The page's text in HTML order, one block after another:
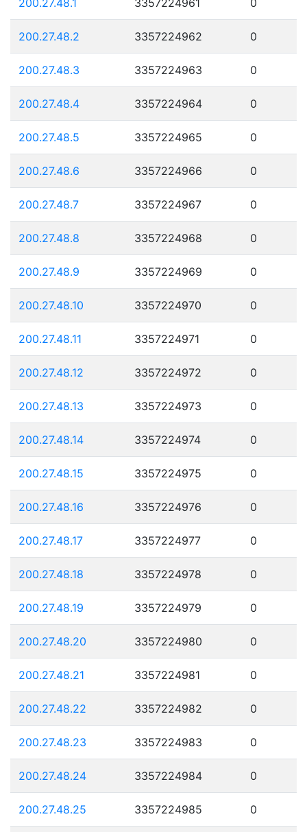
200.27.48.2 3357224962 0
200.27.48.3 3357224963 0
200.27.48.4 3357224964 0
200.27.48.5 3357224965 0
200.27.48.6 3357224966 0
200.27.48.7 3357224967 0
200.27.48.8 3357224968 0
200.27.48.9 3357224969 0
200.27.48.10 3357224970 0
200.27.48.11 3357224971 0
200.27.48.12 3357224972 0
200.27.48.13 3357224973 0
200.27.48.14 3357224974 0
200.27.48.15 3357224975 0
200.27.48.16 3357224976 0
200.27.48.17 3357224977 0
200.27.48.18 3357224978 0
200.27.48.19 3357224979 0
200.27.48.20 3357224980 0
200.27.48.21 3357224981 0
200.27.48.22 3357224982 0
200.27.48.23 3357224983 0
200.27.48.24 3357224984 0
200.27.48.25 3357224985 0